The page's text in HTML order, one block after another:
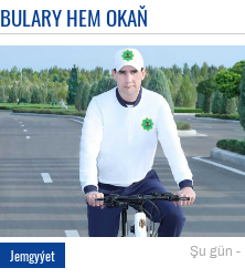
BULARY HEM OKAŇ
Jemgyýet Şu gün -